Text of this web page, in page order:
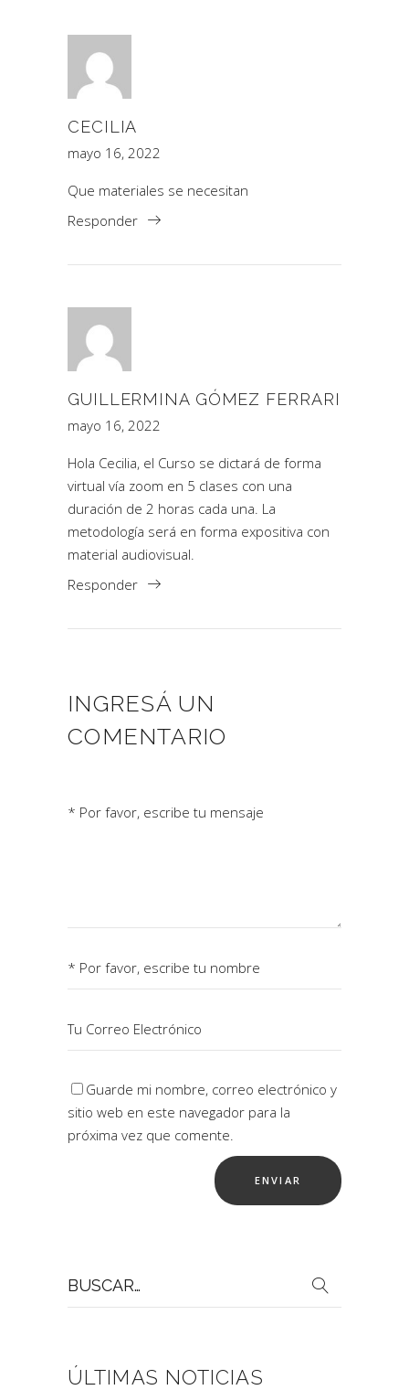
CECILIA
mayo 16, 2022
Que materiales se necesitan
Responder
GUILLERMINA GÓMEZ FERRARI
mayo 16, 2022
Hola Cecilia, el Curso se dictará de forma
virtual vía zoom en 5 clases con una
duración de 2 horas cada una. La
metodología será en forma expositiva con
material audiovisual.
Responder
INGRESÁ UN
COMENTARIO
Guarde mi nombre, correo electrónico y
sitio web en este navegador para la
próxima vez que comente.
por:
ÚLTIMAS NOTICIAS